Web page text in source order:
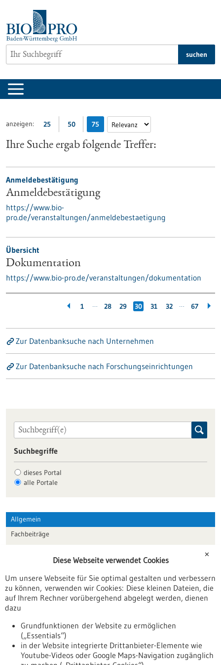
springen
suchen
anzeigen: 25 50 75
Ihre Suche ergab folgende Treffer:
Anmeldebestätigung
Anmeldebestätigung
https://www.bio-
pro.de/veranstaltungen/anmeldebestaetigung
Übersicht
Dokumentation
https://www.bio-pro.de/veranstaltungen/dokumentation
1 … 28 29 30 31 32 … 67
Zur Datenbanksuche nach Unternehmen
Zur Datenbanksuche nach Forschungseinrichtungen
Suchbegriffe
dieses Portal
alle Portale
Allgemein
Fachbeiträge
Veranstaltungen
Erscheinungsdatum
✕
Diese Webseite verwendet Cookies
Um unsere Webseite für Sie optimal gestalten und verbessern
zu können, verwenden wir Cookies: Diese kleinen Dateien, die
auf Ihrem Rechner vorübergehend abgelegt werden, dienen
dazu
Grundfunktionen der Website zu ermöglichen
(„Essentials“)
in der Website integrierte Drittanbieter-Elemente wie
Youtube-Videos oder Google Maps-Navigation zugänglich